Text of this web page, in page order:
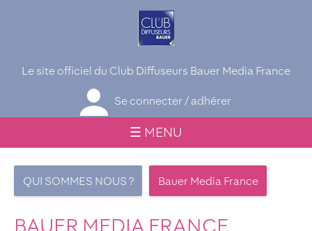
Le site officiel du Club Diffuseurs Bauer Media France
Se connecter / adhérer
☰ MENU
QUI SOMMES NOUS ? Bauer Media France
BAUER MEDIA FRANCE